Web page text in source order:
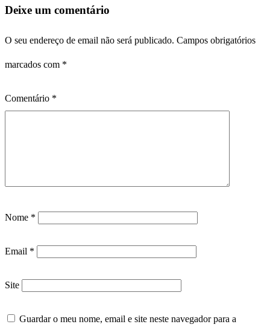
Deixe um comentário
O seu endereço de email não será publicado. Campos obrigatórios
marcados com *
Comentário *
Nome *
Email *
Site
Guardar o meu nome, email e site neste navegador para a